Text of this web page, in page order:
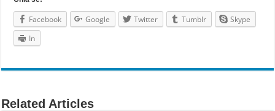
Facebook Google Twitter Tumblr
Skype
In
Related Articles